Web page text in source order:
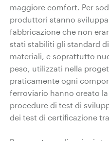
maggiore comfort. Per
produttori stanno
fabbricazione che non
stati stabiliti gli standard
materiali, e soprattutto
peso, utilizzati nella
praticamente ogni
ferroviario hanno creato
procedure di test di
dei test di certificazione